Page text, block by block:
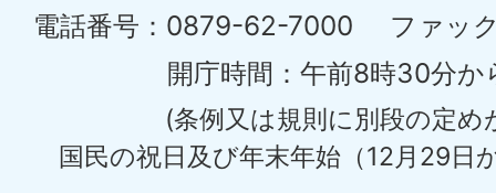
土
庄
町
Tonosyo
Town
電話番号：0879-62-7000
ファッ
開庁時間：午前8時30分か
(条例又は規則に別段の定め
国民の祝日及び年末年始（12月29日